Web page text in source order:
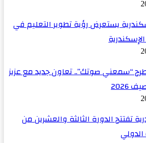
يستعرض رؤية تطوير التعليم في
“سمعني صوتك”.. تعاون جديد مع عزيز
تفتتح الدورة الثالثة والعشرين من